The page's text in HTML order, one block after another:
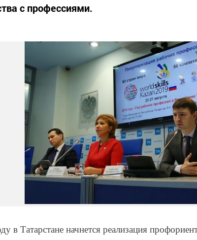
с профессиями.
в Татарстане начнется реализация